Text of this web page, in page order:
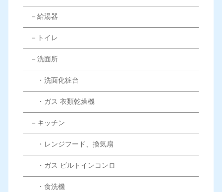
－給湯器
－トイレ
－洗面所
・洗面化粧台
・ガス 衣類乾燥機
－キッチン
・レンジフード、換気扇
・ガス ビルトインコンロ
・食洗機